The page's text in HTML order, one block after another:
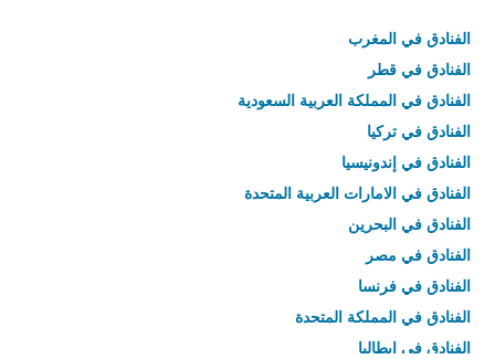
الفنادق في المغرب
الفنادق في قطر
الفنادق في المملكة العربية السعودية
الفنادق في تركيا
الفنادق في إندونيسيا
الفنادق في الامارات العربية المتحدة
الفنادق في البحرين
الفنادق في مصر
الفنادق في فرنسا
الفنادق في المملكة المتحدة
الفنادق في إيطاليا